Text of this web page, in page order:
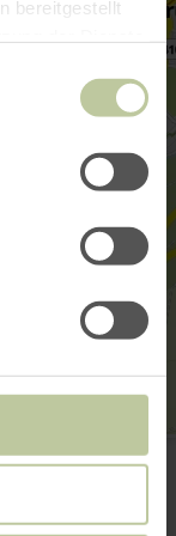
bereitgestellt